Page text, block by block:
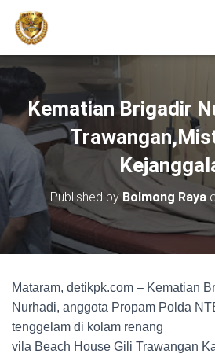
Kematian Brigadir
Published by Bolmong Raya
Mataram, detikpk.com – Kematian
Nurhadi, anggota Propam Polda
tenggelam di kolam renang
vila Beach House Gili Trawangan